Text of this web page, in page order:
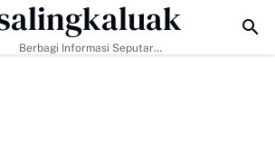
H. Ilson Cong Dorong Keluarga dan
Berbagi Informasi Seputar